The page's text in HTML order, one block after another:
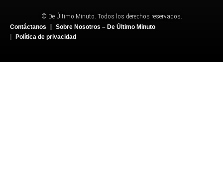
© De Último Minuto. Todos los derechos reservados.
Contáctanos
Sobre Nosotros – De Último Minuto
Política de privacidad